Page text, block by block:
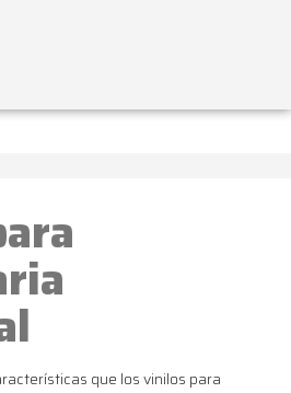
que los vinilos para